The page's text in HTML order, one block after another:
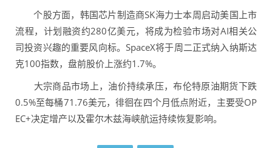
个股方面，韩国芯片制造商SK海力士本周启动美国上市
流程，计划融资约280亿美元，将成为检验市场对AI相关公
司投资兴趣的重要风向标。SpaceX将于周二正式纳入纳斯达
克100指数，盘前股价上涨约1.7%。
大宗商品市场上，油价持续承压，布伦特原油期货下跌
0.5%至每桶71.76美元，徘徊在四个月低点附近，主要受OP
EC+决定增产以及霍尔木兹海峡航运持续恢复影响。